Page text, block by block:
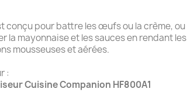
conçu pour battre les œufs ou la crème, ou
la mayonnaise et les sauces en rendant les
mousseuses et aérées.
:
Cuisine Companion HF800A1